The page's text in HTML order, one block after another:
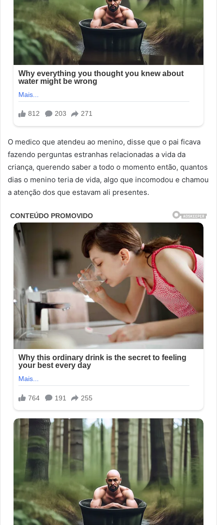
O medico que atendeu ao menino, disse que o pai ficava
fazendo perguntas estranhas relacionadas a vida da
criança, querendo saber a todo o momento então, quantos
dias o menino teria de vida, algo que incomodou e chamou
a atenção dos que estavam ali presentes.